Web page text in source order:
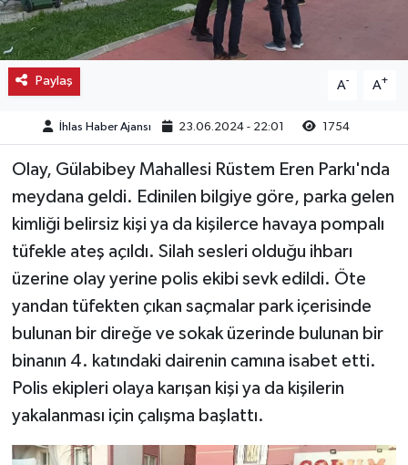
Paylaş A- A+
İhlas Haber Ajansı 23.06.2024 - 22:01 1754
Olay, Gülabibey Mahallesi Rüstem Eren Parkı'nda
meydana geldi. Edinilen bilgiye göre, parka gelen
kimliği belirsiz kişi ya da kişilerce havaya pompalı
tüfekle ateş açıldı. Silah sesleri olduğu ihbarı
üzerine olay yerine polis ekibi sevk edildi. Öte
yandan tüfekten çıkan saçmalar park içerisinde
bulunan bir direğe ve sokak üzerinde bulunan bir
binanın 4. katındaki dairenin camına isabet etti.
Polis ekipleri olaya karışan kişi ya da kişilerin
yakalanması için çalışma başlattı.
Mecitözü
Oğuzlar
Osmancık
Sungurlu
Uğurludağ
Sağlık